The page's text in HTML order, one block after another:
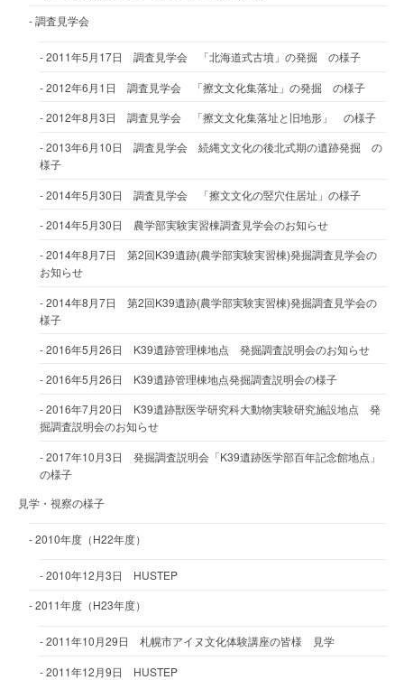
調査見学会
2011年5月17日 調査見学会 「北海道式古墳」の発掘 の様子
2012年6月1日 調査見学会 「擦文文化集落址」の発掘 の様子
2012年8月3日 調査見学会 「擦文文化集落址と旧地形」 の様子
2013年6月10日 調査見学会 続縄文文化の後北式期の遺跡発掘 の
様子
2014年5月30日 調査見学会 「擦文文化の竪穴住居址」の様子
2014年5月30日 農学部実験実習棟調査見学会のお知らせ
2014年8月7日 第2回K39遺跡(農学部実験実習棟)発掘調査見学会の
お知らせ
2014年8月7日 第2回K39遺跡(農学部実験実習棟)発掘調査見学会の
様子
2016年5月26日 K39遺跡管理棟地点 発掘調査説明会のお知らせ
2016年5月26日 K39遺跡管理棟地点発掘調査説明会の様子
2016年7月20日 K39遺跡獣医学研究科大動物実験研究施設地点 発
掘調査説明会のお知らせ
2017年10月3日 発掘調査説明会「K39遺跡医学部百年記念館地点」
の様子
見学・視察の様子
2010年度（H22年度）
2010年12月3日 HUSTEP
2011年度（H23年度）
2011年10月29日 札幌市アイヌ文化体験講座の皆様 見学
2011年12月9日 HUSTEP